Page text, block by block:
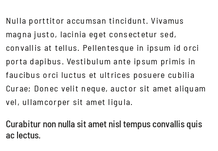
Nulla porttitor accumsan tincidunt. Vivamus
magna justo, lacinia eget consectetur sed,
convallis at tellus. Pellentesque in ipsum id orci
porta dapibus. Vestibulum ante ipsum primis in
faucibus orci luctus et ultrices posuere cubilia
Curae; Donec velit neque, auctor sit amet aliquam
vel, ullamcorper sit amet ligula.
Curabitur non nulla sit amet nisl tempus convallis quis
ac lectus.